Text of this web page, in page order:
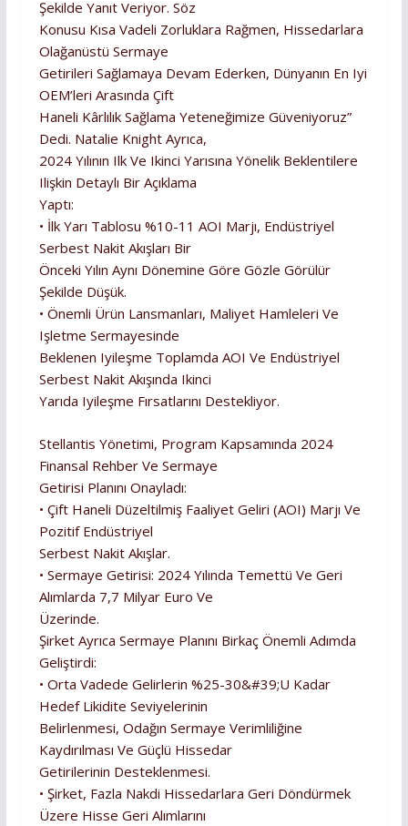
Şekilde Yanıt Veriyor. Söz
Konusu Kısa Vadeli Zorluklara Rağmen, Hissedarlara
Olağanüstü Sermaye
Getirileri Sağlamaya Devam Ederken, Dünyanın En Iyi
OEM’leri Arasında Çift
Haneli Kârlılık Sağlama Yeteneğimize Güveniyoruz”
Dedi. Natalie Knight Ayrıca,
2024 Yılının Ilk Ve Ikinci Yarısına Yönelik Beklentilere
Ilişkin Detaylı Bir Açıklama
Yaptı:
• İlk Yarı Tablosu %10-11 AOI Marjı, Endüstriyel
Serbest Nakit Akışları Bir
Önceki Yılın Aynı Dönemine Göre Gözle Görülür
Şekilde Düşük.
• Önemli Ürün Lansmanları, Maliyet Hamleleri Ve
Işletme Sermayesinde
Beklenen Iyileşme Toplamda AOI Ve Endüstriyel
Serbest Nakit Akışında Ikinci
Yarıda Iyileşme Fırsatlarını Destekliyor.
Stellantis Yönetimi, Program Kapsamında 2024
Finansal Rehber Ve Sermaye
Getirisi Planını Onayladı:
• Çift Haneli Düzeltilmiş Faaliyet Geliri (AOI) Marjı Ve
Pozitif Endüstriyel
Serbest Nakit Akışlar.
• Sermaye Getirisi: 2024 Yılında Temettü Ve Geri
Alımlarda 7,7 Milyar Euro Ve
Üzerinde.
Şirket Ayrıca Sermaye Planını Birkaç Önemli Adımda
Geliştirdi:
• Orta Vadede Gelirlerin %25-30&#39;u Kadar
Hedef Likidite Seviyelerinin
Belirlenmesi, Odağın Sermaye Verimliliğine
Kaydırılması Ve Güçlü Hissedar
Getirilerinin Desteklenmesi.
• Şirket, Fazla Nakdi Hissedarlara Geri Döndürmek
Üzere Hisse Geri Alımlarını